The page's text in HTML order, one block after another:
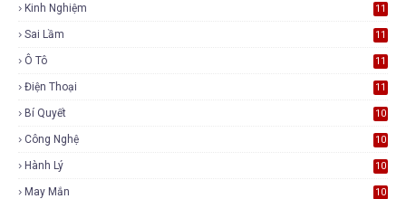
Kinh Nghiệm 11
Sai Lầm 11
Ô Tô 11
Điện Thoại 11
Bí Quyết 10
Công Nghệ 10
Hành Lý 10
May Mắn 10